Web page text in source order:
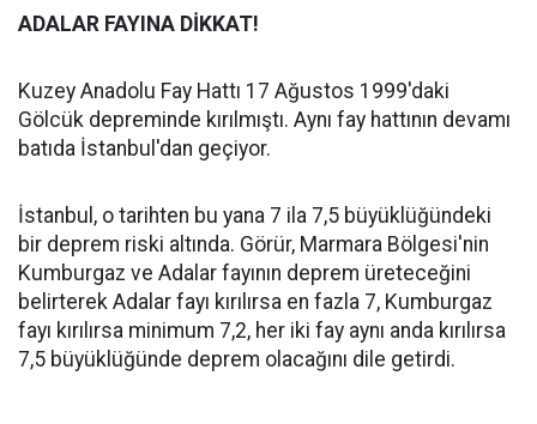
ADALAR FAYINA DİKKAT!
Kuzey Anadolu Fay Hattı 17 Ağustos 1999'daki
Gölcük depreminde kırılmıştı. Aynı fay hattının devamı
batıda İstanbul'dan geçiyor.
İstanbul, o tarihten bu yana 7 ila 7,5 büyüklüğündeki
bir deprem riski altında. Görür, Marmara Bölgesi'nin
Kumburgaz ve Adalar fayının deprem üreteceğini
belirterek Adalar fayı kırılırsa en fazla 7, Kumburgaz
fayı kırılırsa minimum 7,2, her iki fay aynı anda kırılırsa
7,5 büyüklüğünde deprem olacağını dile getirdi.